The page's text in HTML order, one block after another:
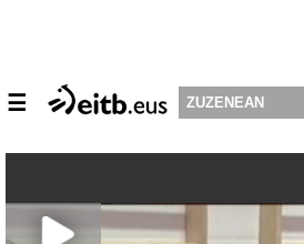
☰ ZUZENEAN